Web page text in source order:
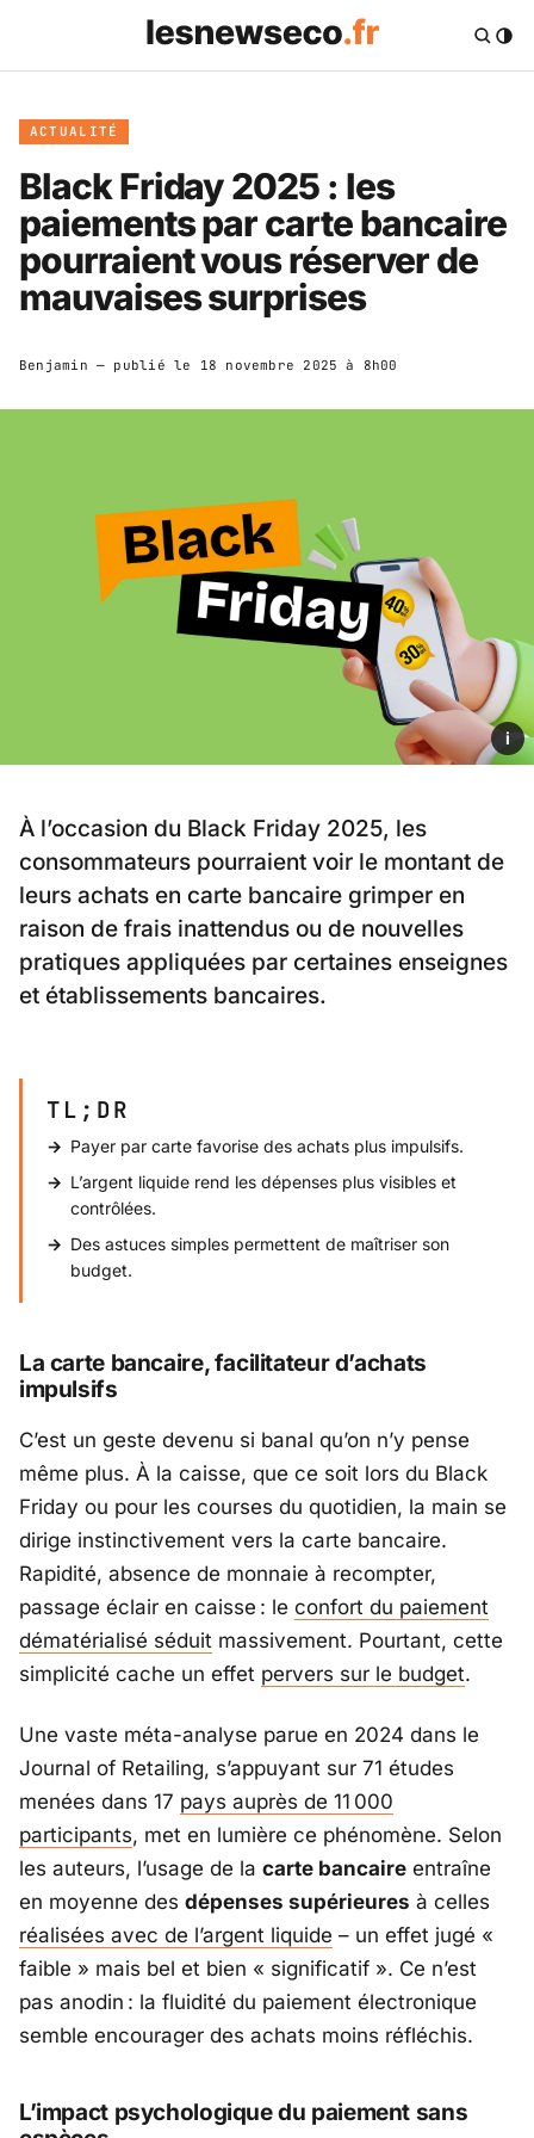
ACTUALITÉ
Black Friday 2025 : les
paiements par carte bancaire
pourraient vous réserver de
mauvaises surprises
Benjamin — publié le 18 novembre 2025 à 8h00
i
À l’occasion du Black Friday 2025, les
consommateurs pourraient voir le montant de
leurs achats en carte bancaire grimper en
raison de frais inattendus ou de nouvelles
pratiques appliquées par certaines enseignes
et établissements bancaires.
TL;DR
Payer par carte favorise des achats plus impulsifs.
L’argent liquide rend les dépenses plus visibles et
contrôlées.
Des astuces simples permettent de maîtriser son
budget.
La carte bancaire, facilitateur d’achats
impulsifs
C’est un geste devenu si banal qu’on n’y pense
même plus. À la caisse, que ce soit lors du Black
Friday ou pour les courses du quotidien, la main se
dirige instinctivement vers la carte bancaire.
Rapidité, absence de monnaie à recompter,
passage éclair en caisse : le confort du paiement
dématérialisé séduit massivement. Pourtant, cette
simplicité cache un effet pervers sur le budget.
Une vaste méta-analyse parue en 2024 dans le
Journal of Retailing, s’appuyant sur 71 études
menées dans 17 pays auprès de 11 000
participants, met en lumière ce phénomène. Selon
les auteurs, l’usage de la carte bancaire entraîne
en moyenne des dépenses supérieures à celles
réalisées avec de l’argent liquide – un effet jugé «
faible » mais bel et bien « significatif ». Ce n’est
pas anodin : la fluidité du paiement électronique
semble encourager des achats moins réfléchis.
L’impact psychologique du paiement sans